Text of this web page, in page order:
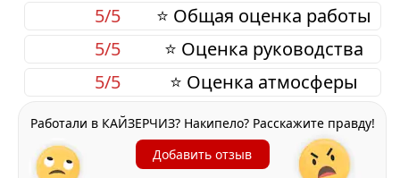
⭐ Общая оценка работы
5/5
⭐ Оценка руководства
5/5
⭐ Оценка атмосферы
5/5
Работали в КАЙЗЕРЧИЗ? Накипело? Расскажите правду!
Добавить отзыв